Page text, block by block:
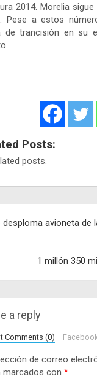
2014. Morelia
Pese a estos
de trancisión en su
Posts:
posts.
desploma avioneta de
1 millón 350
a reply
Comments (0)
de correo
marcados con *